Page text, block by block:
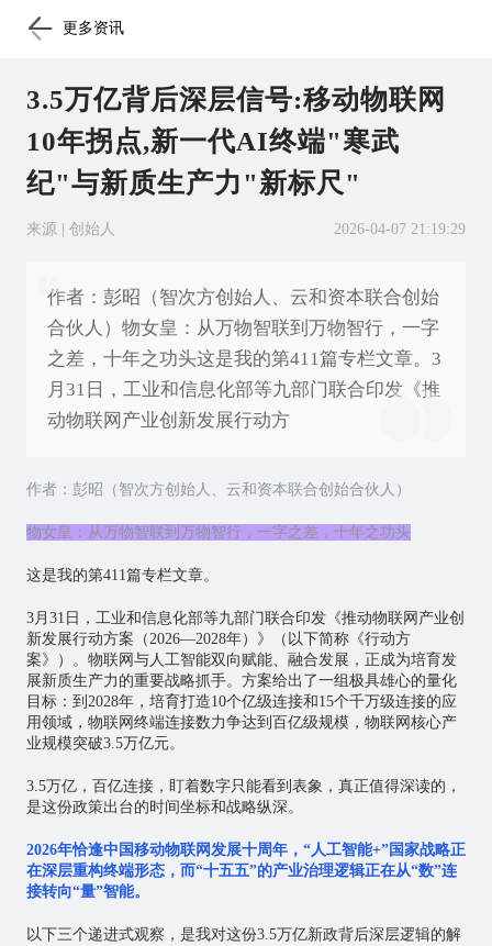
更多资讯
3.5万亿背后深层信号:移动物联网
10年拐点,新一代AI终端"寒武
纪"与新质生产力"新标尺"
来源 | 创始人 2026-04-07 21:19:29
作者：彭昭（智次方创始人、云和资本联合创始
合伙人）物女皇：从万物智联到万物智行，一字
之差，十年之功头这是我的第411篇专栏文章。3
月31日，工业和信息化部等九部门联合印发《推
动物联网产业创新发展行动方
作者：彭昭（智次方创始人、云和资本联合创始合伙人）
物女皇：从万物智联到万物智行，一字之差，十年之功头
这是我的第411篇专栏文章。
3月31日，工业和信息化部等九部门联合印发《推动物联网 产业创
新发展行动方案（2026—2028年）》（以下简称《行动方
案》）。物联网与人工智能双向赋能、融合发展，正成为培育发
展新质生产力的重要战略抓手。方案给出了一组极具雄心的量化
目标：到2028年，培育打造10个亿级连接和15个千万级连接的应
用领域，物联网终端连接数力争达到百亿级规模，物联网核心产
业规模突破3.5万亿元。
3.5万亿，百亿连接，盯着数字只能看到表象，真正值得深读的，
是这份政策出台的时间坐标和战略纵深。
2026年恰逢中国移动物联网发展十周年，“人工智能+”国家战略正
在深层重构终端形态，而“十五五”的产业治理逻辑正在从“数”连
接转向“量”智能。
以下三个递进式观察，是我对这份3.5万亿新政背后深层逻辑的解